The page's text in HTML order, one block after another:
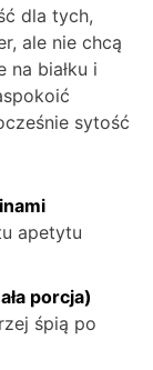
dla tych,
ale nie chcą
białku i
sytość
apetytu
porcja)
śpią po